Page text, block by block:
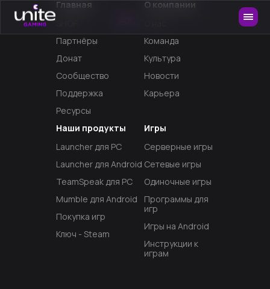
Главная
Партнёры
Донат
Сообщество
Поддержка
Ресурсы
Наши продукты
Launcher для PC
Launcher для Android
TeamSpeak для PC
Mumble для Android
Покупка игр
Ключ - Steam
Игры
Серверные игры
Сетевые игры
Одиночные игры
Программы для
игр
Игры на Android
Инструкции к
играм
О компании
Команда
Культура
Новости
Карьера